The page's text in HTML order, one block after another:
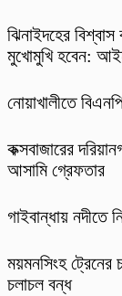
ঝিনাইদহের
মুখোমুখি হবেন:
নোয়াখালীতে
কক্সবাজারের
আসামি গ্রেফতার
গাইবান্ধায় নদীতে
ময়মনসিংহ ট্রেনের
চলাচল বন্ধ